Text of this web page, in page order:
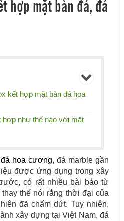
hợp mặt bàn đá, đá
kết hợp mặt bàn đá hoa
hợp như thế nào với mặt
đá hoa cương, đá marble gần
được ứng dụng trong xây
có rất nhiều bài báo từ
thế nói rằng thời đại của
đã chấm dứt. Tuy nhiên,
xây dựng tại Việt Nam, đá